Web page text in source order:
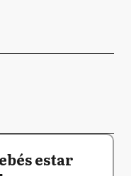
estar